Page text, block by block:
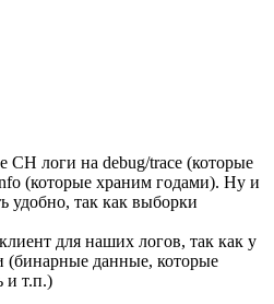
CH логи на debug/trace (которые
(которые храним годами). Ну и
удобно, так как выборки
для наших логов, так как у
(бинарные данные, которые
и т.п.)